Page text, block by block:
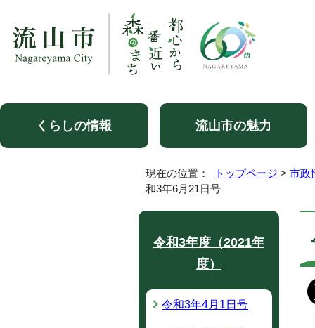
くらしの情報 流山市の魅力
現在の位置： トップページ > 市政
和3年6月21日号
令和3年度（2021年
度）
令和3年4月1日号